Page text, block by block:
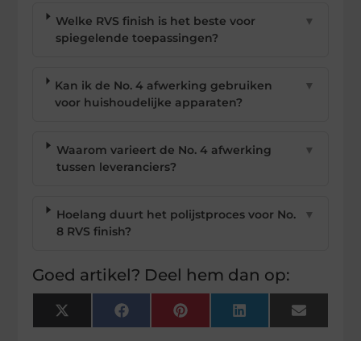
Welke RVS finish is het beste voor
spiegelende toepassingen?
▼
Kan ik de No. 4 afwerking gebruiken
voor huishoudelijke apparaten?
▼
Waarom varieert de No. 4 afwerking
tussen leveranciers?
▼
Hoelang duurt het polijstproces voor No.
8 RVS finish?
▼
Goed artikel? Deel hem dan op:
X
(Twitter)
FacebookPinterest LinkedIn Email